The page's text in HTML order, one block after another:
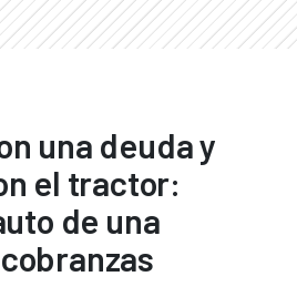
una deuda y
el tractor:
de una